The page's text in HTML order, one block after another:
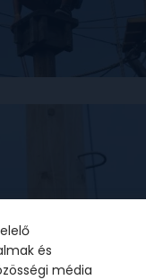
és
média